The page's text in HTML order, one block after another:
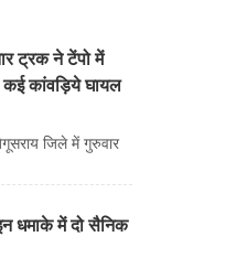
ट्रक ने टेंपो में
कई कांवड़िये घायल
जिले में गुरुवार
धमाके में दो सैनिक